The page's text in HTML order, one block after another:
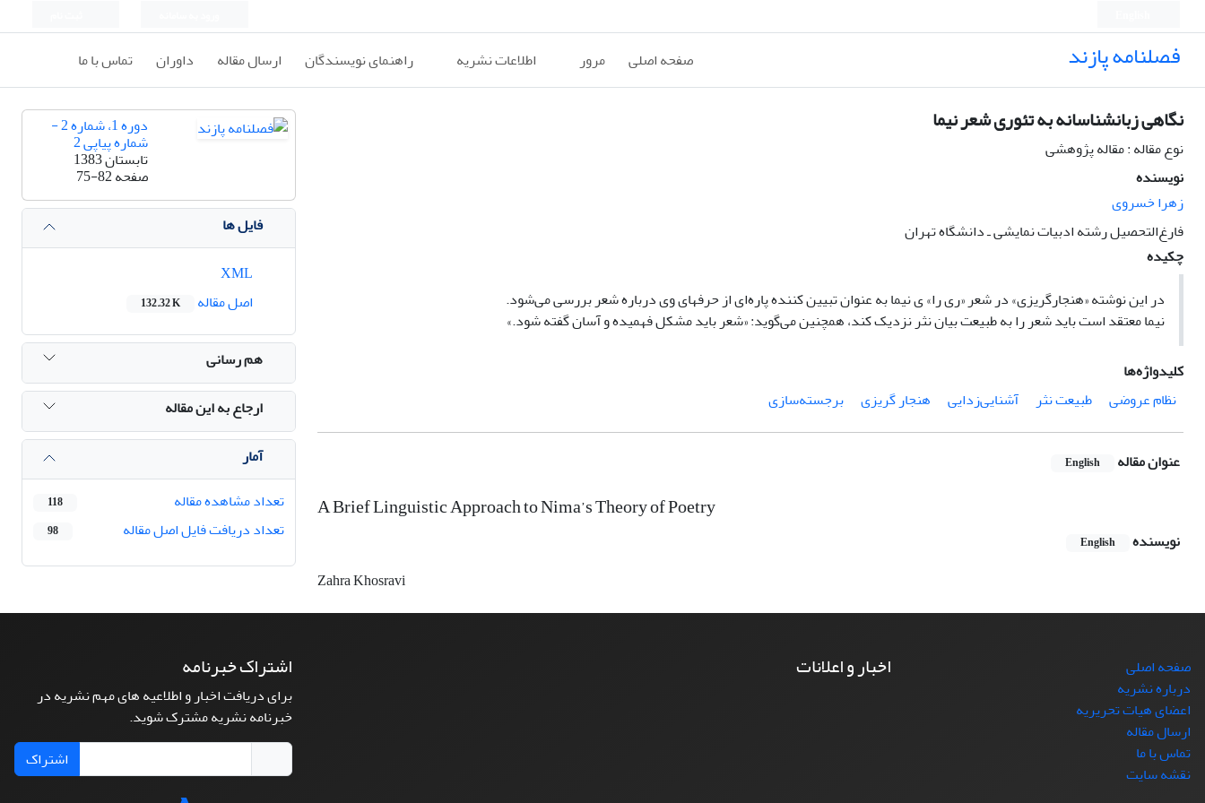
فصلنامه پازند صفحه اصلی مرور اطلاعات نشریه راهنمای نویسندگان ارسال مقاله داوران تماس با ما
نگاهی زبانشناسانه به تئوری شعر نیما
نوع مقاله : مقاله پژوهشی
نویسنده
زهرا خسروی
فارغ‌التحصیل رشته ادبیات نمایشی ـ دانشگاه تهران
چکیده
در این نوشته «هنجارگریزی» در شعر «ری را» ی نیما به عنوان تبیین کننده پاره‌ای از حرفهای وی درباره شعر بررسی می‌شود.
نیما معتقد است باید شعر را به طبیعت بیان نثر نزدیک کند، همچنین می‌گوید: «شعر باید مشکل فهمیده و آسان گفته شود.»
کلیدواژه‌ها
نظام عروضی
طبیعت نثر آشنایی‌زدایی هنجار گریزی برجسته‌سازی
عنوان مقاله English
A Brief Linguistic Approach to Nima’s Theory of Poetry
نویسنده English
Zahra Khosravi
دوره 1، شماره 2 -
شماره پیاپی 2
تابستان 1383
صفحه75-82
فایل ها
اصل مقاله
132.32 K
هم رسانی
ارجاع به این مقاله
آمار
تعداد مشاهده مقاله
118
تعداد دریافت فایل اصل مقاله 98
صفحه اصلی
درباره نشریه
اعضای هیات تحریریه
ارسال مقاله
تماس با ما
نقشه سایت
اخبار و اعلانات اشتراک خبرنامه
برای دریافت اخبار و اطلاعیه های مهم نشریه در
خبرنامه نشریه مشترک شوید.
اشتراک